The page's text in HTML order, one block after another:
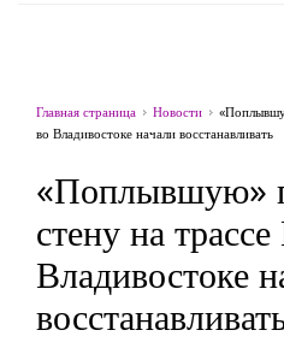
Главная страница Новости
во Владивостоке начали восстанавливать
«Поплывшую»
стену на
Владивостоке